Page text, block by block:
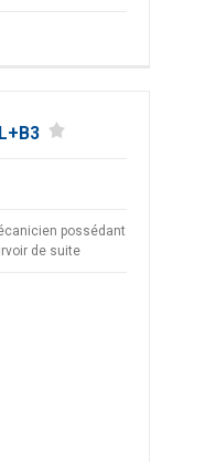
possédant
de suite